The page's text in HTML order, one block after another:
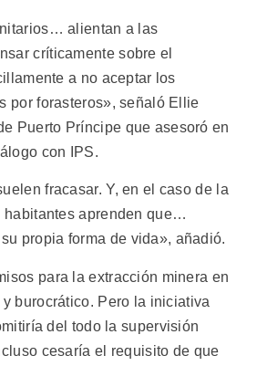
alientan a las
críticamente sobre el
a no aceptar los
por forasteros», señaló Ellie
Puerto Príncipe que asesoró en
con IPS.
fracasar. Y, en el caso de la
habitantes aprenden que…
propia forma de vida», añadió.
para la extracción minera en
burocrático. Pero la iniciativa
del todo la supervisión
cesaría el requisito de que